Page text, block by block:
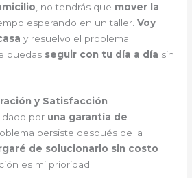
, no tendrás que mover la
esperando en un taller.Voy
y resuelvo el problema
puedas seguir con tu día a día sin
y Satisfacción
por una garantía de
persiste después de la
de solucionarlo sin costo
es mi prioridad.